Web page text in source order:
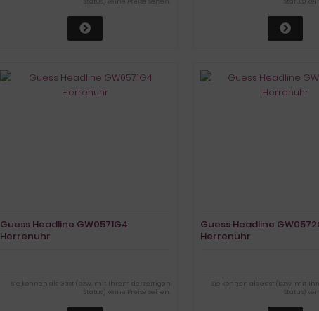
Guess Headline GW0571G4
Herrenuhr
Sie können als Gast (bzw. mit Ihrem derzeitigen
Status) keine Preise sehen.
Guess Headline
Herrenuhr
Sie können als Gast (bzw. mit
Status)